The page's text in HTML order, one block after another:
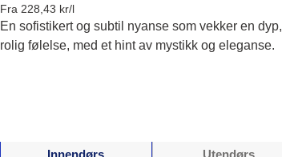
Fra 228,43 kr/l
En sofistikert og subtil nyanse som vekker en dyp,
rolig følelse, med et hint av mystikk og eleganse.
Innendørs Utendørs